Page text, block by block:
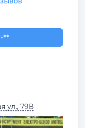
09
**
ул., 79В